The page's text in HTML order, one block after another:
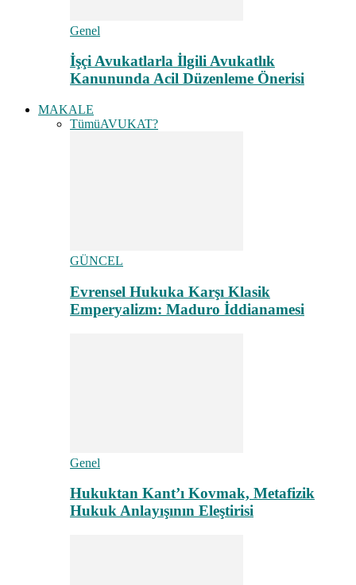
Genel
İşçi Avukatlarla İlgili Avukatlık
Kanununda Acil Düzenleme Önerisi
MAKALE
TümüAVUKAT?
GÜNCEL
Evrensel Hukuka Karşı Klasik
Emperyalizm: Maduro İddianamesi
Genel
Hukuktan Kant’ı Kovmak, Metafizik
Hukuk Anlayışının Eleştirisi